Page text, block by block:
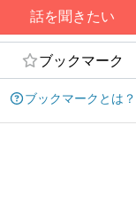
話を聞きたい
ブックマーク
ブックマークとは？